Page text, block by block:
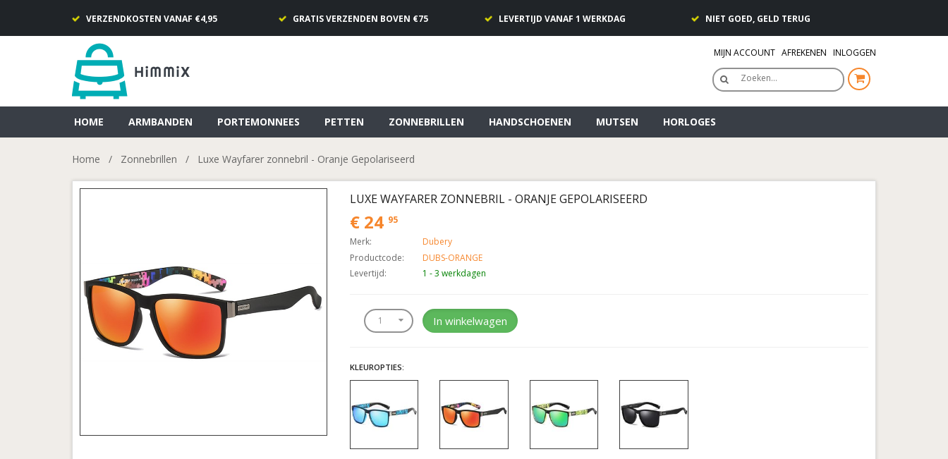
VERZENDKOSTEN VANAF €4,95 GRATIS VERZENDEN BOVEN €75 LEVERTIJD VANAF 1 WERKDAG NIET GOED, GELD TERUG
MIJN ACCOUNT AFREKENEN INLOGGEN
Zoeken…
HOME ARMBANDEN PORTEMONNEES PETTEN ZONNEBRILLEN HANDSCHOENEN MUTSEN HORLOGES
Home / Zonnebrillen / Luxe Wayfarer zonnebril - Oranje Gepolariseerd
LUXE WAYFARER ZONNEBRIL - ORANJE GEPOLARISEERD
€ 24 95
Merk:
Dubery
Productcode:
DUBS-ORANGE
Levertijd:
1 - 3 werkdagen
In winkelwagen
KLEUROPTIES: